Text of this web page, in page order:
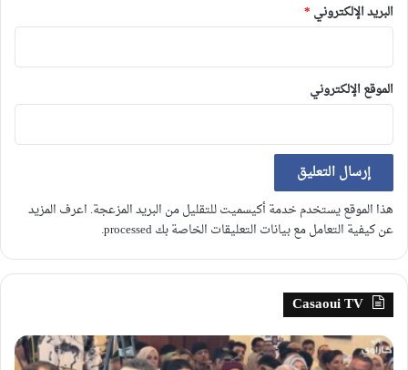
البريد الإلكتروني *
الموقع الإلكتروني
هذا الموقع يستخدم خدمة أكيسميت للتقليل من البريد المزعجة. اعرف المزيد
عن كيفية التعامل مع بيانات التعليقات الخاصة بك processed
.
Casaoui TV